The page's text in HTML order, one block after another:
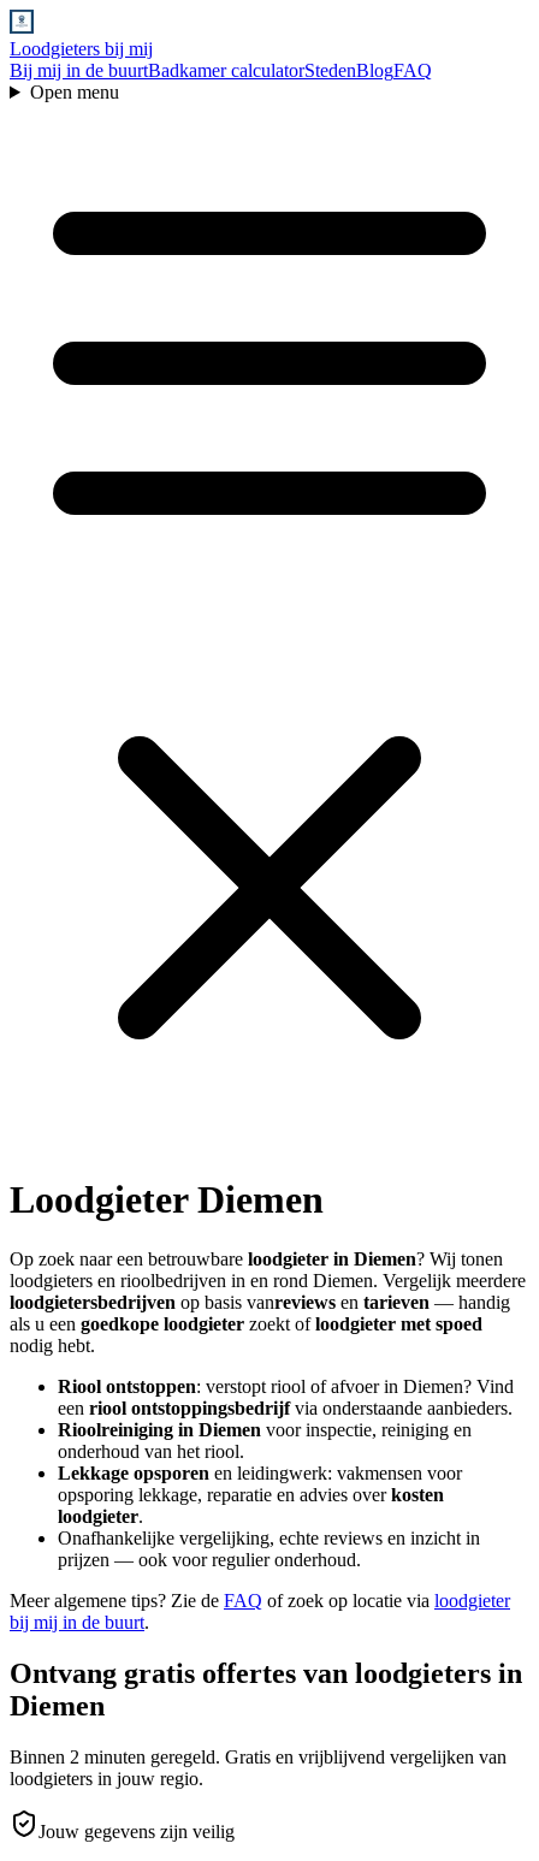
Loodgieters bij mij
Bij mij in de buurtBadkamer calculatorStedenBlogFAQ
Open menu
LoodgieterDiemen
Op zoek naar een betrouwbare loodgieter in Diemen? Wij tonen
loodgieters en rioolbedrijven in en rond Diemen. Vergelijk meerdere
loodgietersbedrijven op basis vanreviews en tarieven — handig
als u een goedkope loodgieter zoekt ofloodgieter met spoed
nodig hebt.
Riool ontstoppen: verstopt riool of afvoer in Diemen? Vind
een riool ontstoppingsbedrijfvia onderstaande aanbieders.
Rioolreiniging in Diemen voor inspectie, reiniging en
onderhoud van het riool.
Lekkage opsporen en leidingwerk: vakmensen voor
opsporing lekkage, reparatie en advies overkosten
loodgieter.
Onafhankelijke vergelijking, echte reviews en inzicht in
prijzen — ook voor regulier onderhoud.
Meer algemene tips? Zie de FAQ of zoek op locatie via loodgieter
bij mij in de buurt.
Ontvang gratis offertes van loodgieters in
Diemen
Binnen 2 minuten geregeld. Gratis en vrijblijvend vergelijken van
loodgieters in jouw regio.
Jouw gegevens zijn veilig